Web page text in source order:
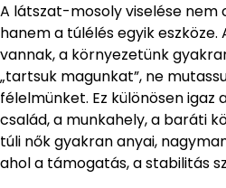
A látszat-mosoly viselése nem
hanem a túlélés egyik
vannak, a környezetünk
„tartsuk magunkat”, ne
félelmünket. Ez különösen igaz
család, a munkahely, a baráti
túli nők gyakran anyai,
ahol a támogatás, a stabilitás